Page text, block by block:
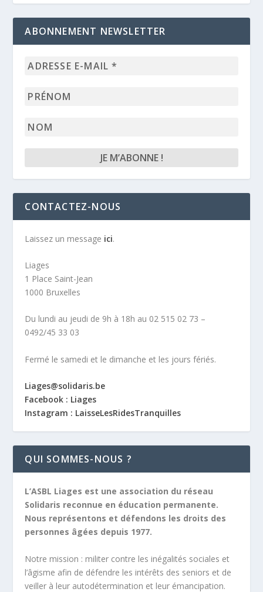
ABONNEMENT NEWSLETTER
Adresse
*
Prénom
Nom
CONTACTEZ-NOUS
Laissez un message ici.
Liages
1 Place Saint-Jean
1000 Bruxelles
Du lundi au jeudi de 9h à 18h au 02 515 02 73 –
0492/45 33 03
Fermé le samedi et le dimanche et les jours fériés.
Liages@solidaris.be
Facebook : Liages
Instagram : LaisseLesRidesTranquilles
QUI SOMMES-NOUS ?
L’ASBL Liages est une association du réseau
Solidaris reconnue en éducation permanente.
Nous représentons et défendons les droits des
personnes âgées depuis 1977.
Notre mission : militer contre les inégalités sociales et
l’âgisme afin de défendre les intérêts des seniors et de
veiller à leur autodétermination et leur émancipation.